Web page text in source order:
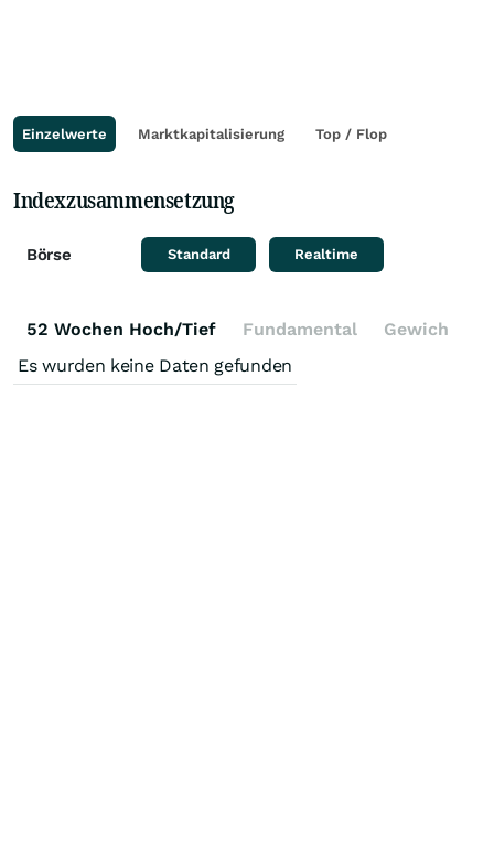
Einzelwerte Marktkapitalisierung Top / Flop
Indexzusammensetzung
Börse Standard Realtime
52 Wochen Hoch/Tief Fundamental
Gewichtung
Es wurden keine Daten gefunden